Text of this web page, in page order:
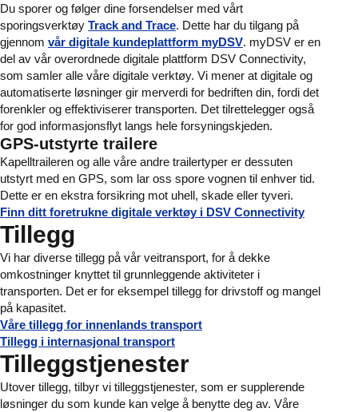
Du sporer og følger dine forsendelser med vårt
sporingsverktøy Track and Trace. Dette har du tilgang på
gjennom vår digitale kundeplattform myDSV. myDSV er en
del av vår overordnede digitale plattform DSV Connectivity,
som samler alle våre digitale verktøy. Vi mener at digitale og
automatiserte løsninger gir merverdi for bedriften din, fordi det
forenkler og effektiviserer transporten. Det tilrettelegger også
for god informasjonsflyt langs hele forsyningskjeden.
GPS-utstyrte trailere
Kapelltraileren og alle våre andre trailertyper er dessuten
utstyrt med en GPS, som lar oss spore vognen til enhver tid.
Dette er en ekstra forsikring mot uhell, skade eller tyveri.
Finn ditt foretrukne digitale verktøy i DSV Connectivity
Tillegg
Vi har diverse tillegg på vår veitransport, for å dekke
omkostninger knyttet til grunnleggende aktiviteter i
transporten. Det er for eksempel tillegg for drivstoff og mangel
på kapasitet.
Våre tillegg for innenlands transport
Tillegg i internasjonal transport
Tilleggstjenester
Utover tillegg, tilbyr vi tilleggstjenester, som er supplerende
løsninger du som kunde kan velge å benytte deg av. Våre